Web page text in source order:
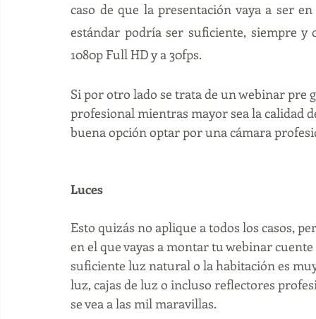
caso de que la presentación vaya a ser
estándar podría ser suficiente, siempre y
1080p Full HD y a 30fps.
Si por otro lado se trata de un webinar
profesional mientras mayor sea la calidad
buena opción optar por una cámara
Luces
Esto quizás no aplique a todos los casos,
en el que vayas a montar tu webinar
suficiente luz natural o la habitación es
luz, cajas de luz o incluso reflectores
se vea a las mil maravillas.